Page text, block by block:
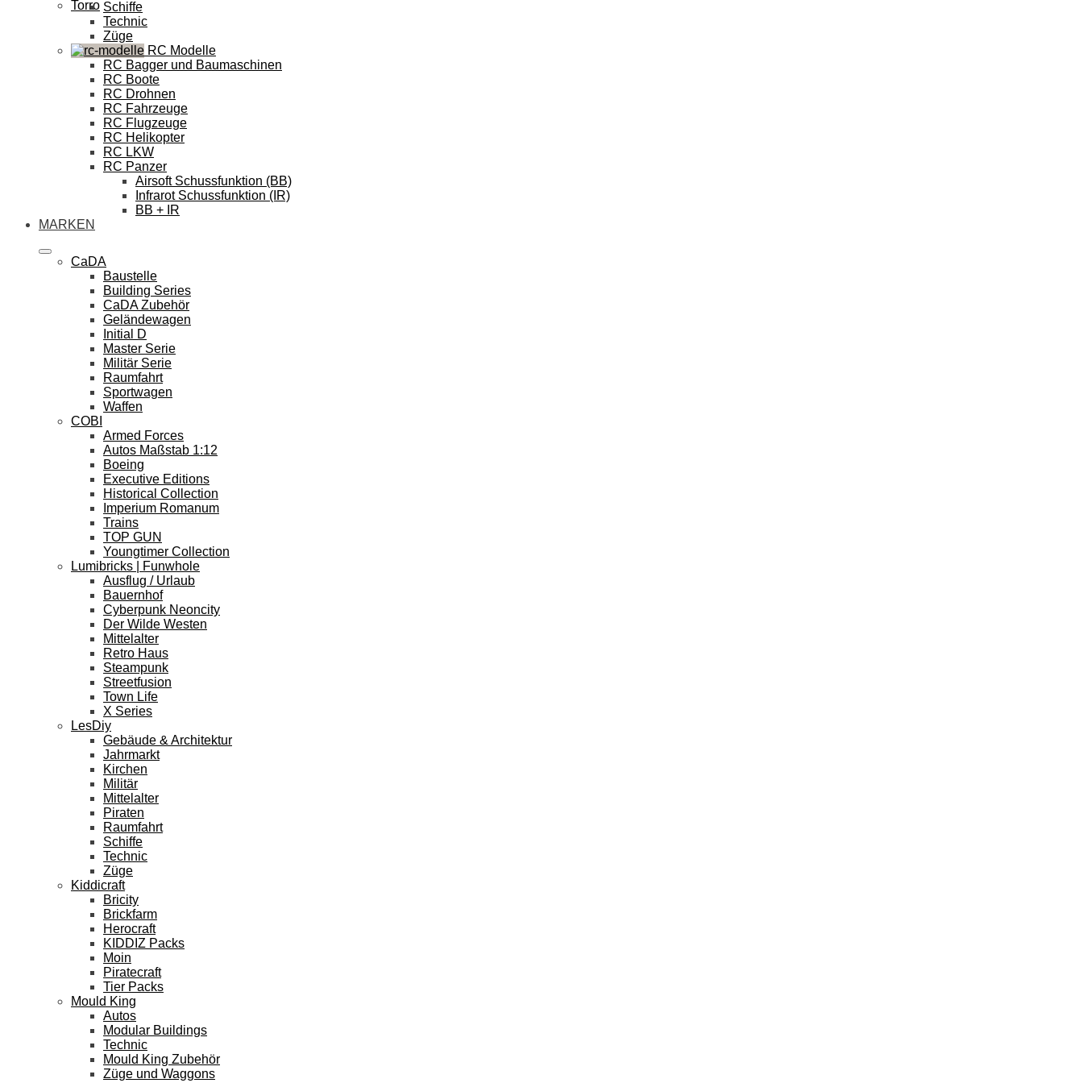
Torro Schiffe
Technic
Züge
RC Modelle
RC Bagger und Baumaschinen
RC Boote
RC Drohnen
RC Fahrzeuge
RC Flugzeuge
RC Helikopter
RC LKW
RC Panzer
Airsoft Schussfunktion (BB)
Infrarot Schussfunktion (IR)
BB + IR
MARKEN
CaDA
Baustelle
Building Series
CaDA Zubehör
Geländewagen
Initial D
Master Serie
Militär Serie
Raumfahrt
Sportwagen
Waffen
COBI
Armed Forces
Autos Maßstab 1:12
Boeing
Executive Editions
Historical Collection
Imperium Romanum
Trains
TOP GUN
Youngtimer Collection
Lumibricks | Funwhole
Ausflug / Urlaub
Bauernhof
Cyberpunk Neoncity
Der Wilde Westen
Mittelalter
Retro Haus
Steampunk
Streetfusion
Town Life
X Series
LesDiy
Gebäude & Architektur
Jahrmarkt
Kirchen
Militär
Mittelalter
Piraten
Raumfahrt
Schiffe
Technic
Züge
Kiddicraft
Bricity
Brickfarm
Herocraft
KIDDIZ Packs
Moin
Piratecraft
Tier Packs
Mould King
Autos
Modular Buildings
Technic
Mould King Zubehör
Züge und Waggons